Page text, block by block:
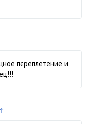
переплетение и
↑